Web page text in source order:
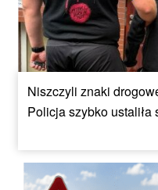
Niszczyli znaki
Policja szybko ustaliła